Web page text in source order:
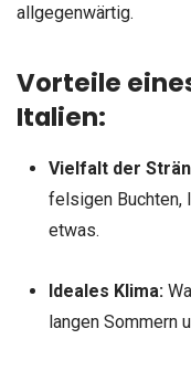
allgegenwärtig.
Vorteile
Italien:
Vielfalt der
felsigen Buchten,
etwas.
Ideales Klima:
langen Sommern